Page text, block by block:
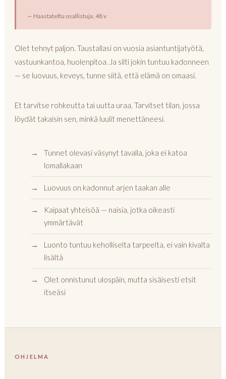
— Haastateltu osallistuja, 48 v
Olet tehnyt paljon. Taustallasi on vuosia asiantuntijatyötä,
vastuunkantoa, huolenpitoa. Ja silti jokin tuntuu kadonneen
— se luovuus, keveys, tunne siitä, että elämä on omaasi.
Et tarvitse rohkeutta tai uutta uraa. Tarvitset tilan, jossa
löydät takaisin sen, minkä luulit menettäneesi.
Tunnet olevasi väsynyt tavalla, joka ei katoa
lomallakaan
Luovuus on kadonnut arjen taakan alle
Kaipaat yhteisöä — naisia, jotka oikeasti
ymmärtävät
Luonto tuntuu keholliselta tarpeelta, ei vain kivalta
lisältä
Olet onnistunut ulospäin, mutta sisäisesti etsit
itseäsi
OHJELMA